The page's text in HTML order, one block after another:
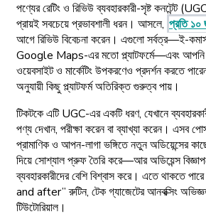
পণ্যের রেটিং ও রিভিউ ব্যবহারকারী-সৃষ্ট কনটেন্ট
প্রায়ই সবচেয়ে প্রভাবশালী ধরন। আসলে, প্রতি
আগে রিভিউ বিবেচনা করেন। এগুলো সর্বত্র—ই-
Google Maps-এর মতো প্ল্যাটফর্মে—এবং আপনি
ওয়েবসাইট ও মার্কেটিং উপকরণেও প্রদর্শন করতে
অনুযায়ী কিছু প্ল্যাটফর্ম অতিরিক্ত গুরুত্ব পায়।
টিকটকে এটি UGC-এর একটি ধরণ, যেখানে
পণ্য দেখান, পরীক্ষা করেন বা ব্যাখ্যা করেন। এসব
প্রামাণিক ও আপন-লাগা ভঙ্গিতে নতুন অডিয়েন্সের
দিয়ে সোশ্যাল প্রুফ তৈরি করে—আর অডিয়েন্স
ব্যবহারকারীদের বেশি বিশ্বাস করে। এতে থাকতে
and after” রুটিন, টেক গ্যাজেটের আনবক্সিং
টিউটোরিয়াল।